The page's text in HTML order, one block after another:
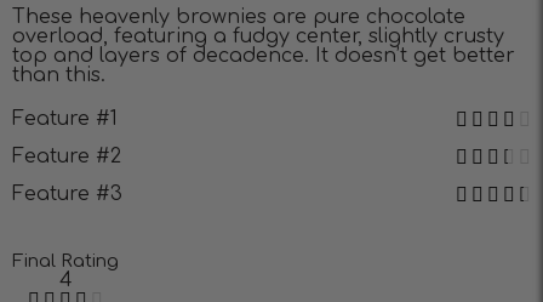
These heavenly brownies are pure chocolate
overload, featuring a fudgy center, slightly crusty
top and layers of decadence. It doesn’t get better
than this.
Feature #1
Feature #2
Feature #3
Final Rating
4